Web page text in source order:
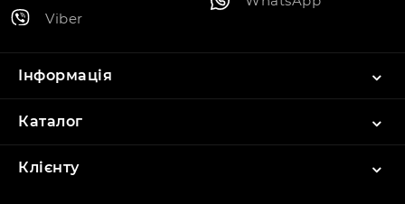
Viber
Інформація
Каталог
Клієнту